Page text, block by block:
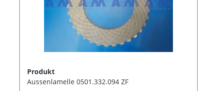
Produkt
Aussenlamelle 0501.332.094 ZF